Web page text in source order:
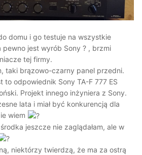
domu i go testuje na wszystkie
jest wyrób Sony ? , brzmi
tej firmy.
taki brązowo-czarny panel przedni.
to odpowiednik Sony TA-F 777 ES
Projekt innego inżyniera z Sony.
lata i miał być konkurencją dla
wiem
jeszcze nie zaglądałam, ale w
niektórzy twierdzą, że ma za ostrą